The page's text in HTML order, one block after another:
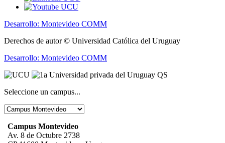
Desarrollo: Montevideo COMM
Derechos de autor © Universidad Católica del Uruguay
Desarrollo: Montevideo COMM
Seleccione un campus...
Campus Montevideo
Av. 8 de Octubre 2738